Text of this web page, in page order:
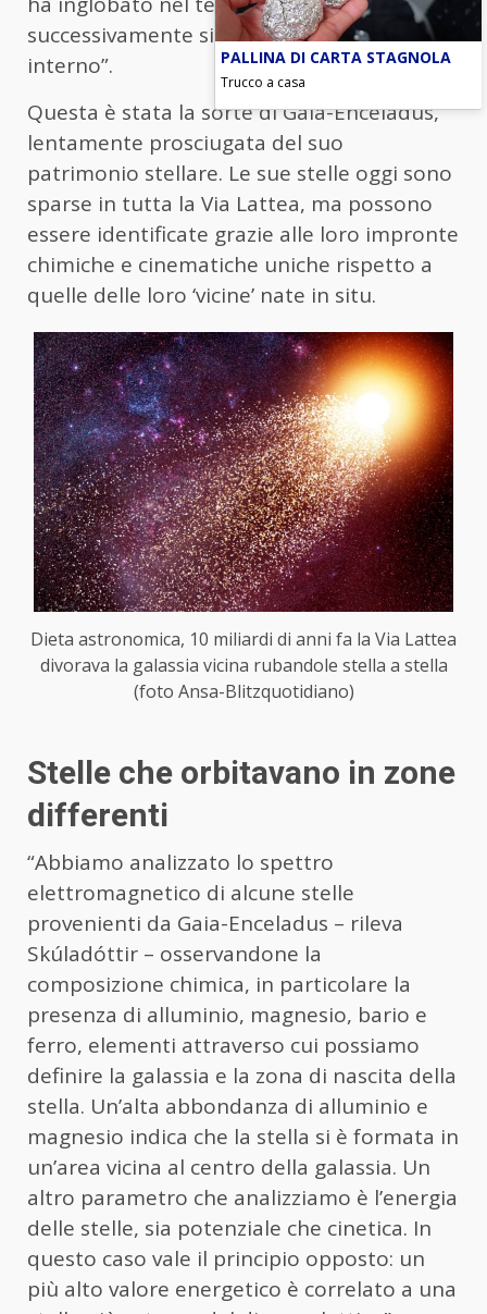
successivamente si sono dissolte al suo
interno”.
Questa è stata la sorte di Gaia-Enceladus,
lentamente prosciugata del suo
patrimonio stellare. Le sue stelle oggi sono
sparse in tutta la Via Lattea, ma possono
essere identificate grazie alle loro impronte
chimiche e cinematiche uniche rispetto a
quelle delle loro ‘vicine’ nate in situ.
Dieta astronomica, 10 miliardi di anni fa la Via Lattea
divorava la galassia vicina rubandole stella a stella
(foto Ansa-Blitzquotidiano)
Stelle che orbitavano in zone
differenti
“Abbiamo analizzato lo spettro
elettromagnetico di alcune stelle
provenienti da Gaia-Enceladus – rileva
Skúladóttir – osservandone la
composizione chimica, in particolare la
presenza di alluminio, magnesio, bario e
ferro, elementi attraverso cui possiamo
definire la galassia e la zona di nascita della
stella. Un’alta abbondanza di alluminio e
magnesio indica che la stella si è formata in
un’area vicina al centro della galassia. Un
altro parametro che analizziamo è l’energia
delle stelle, sia potenziale che cinetica. In
questo caso vale il principio opposto: un
più alto valore energetico è correlato a una
PALLINA DI CARTA STAGNOLA
Trucco a casa